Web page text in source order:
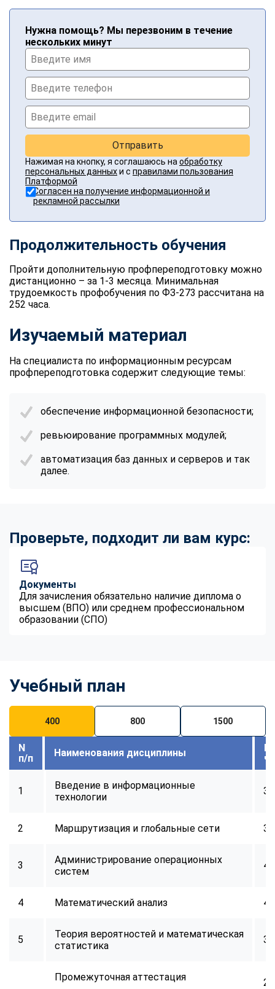
Нужна помощь? Мы перезвоним в течение
нескольких минут
Отправить
Нажимая на кнопку, я соглашаюсь на обработку
персональных данныхи с правилами пользования
Платформой
Согласен на получение информационной и
рекламной рассылки
Продолжительность обучения
Пройти дополнительную профпереподготовку можно
дистанционно – за 1-3 месяца. Минимальная
трудоемкость профобучения по ФЗ-273 рассчитана на
252 часа.
Изучаемый материал
На специалиста по информационным ресурсам
профпереподготовка содержит следующие темы:
обеспечение информационной безопасности;
ревьюирование программных модулей;
автоматизация баз данных и серверов и так
далее.
Проверьте, подходит ли вам курс:
Документы
Для зачисления обязательно наличие диплома о
высшем (ВПО) или среднем профессиональном
образовании (СПО)
Учебный план
400 800 1500
N
п/п
Наименования дисциплины
1
Введение в информационные
технологии
32
2 Маршрутизация и глобальные сети 32
3
Администрирование операционных
систем
40
4 Математический анализ 40
5
Теория вероятностей и математическая
статистика
32
Промежуточная аттестация 2